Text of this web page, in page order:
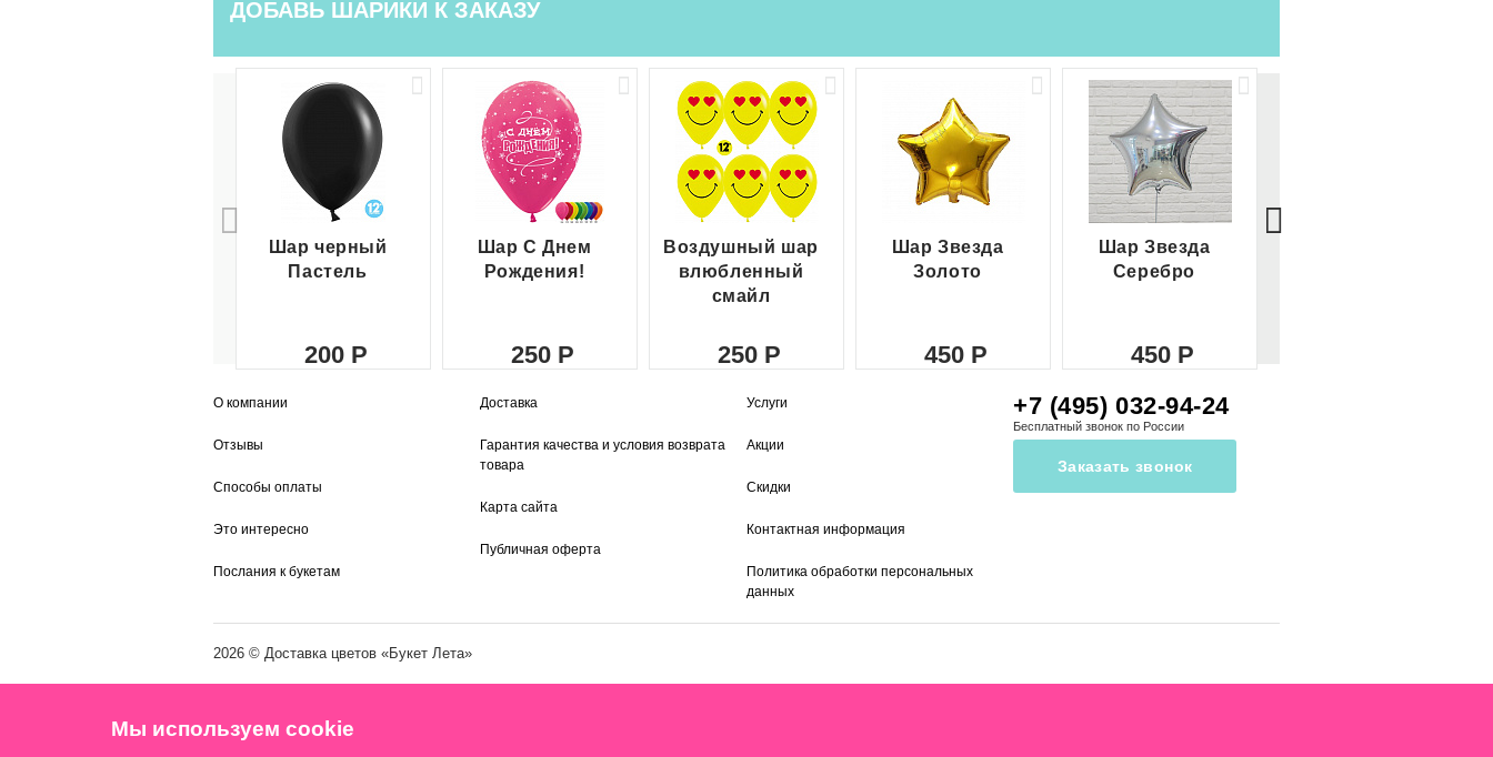
ДОБАВЬ ШАРИКИ К ЗАКАЗУ
Шар черный
Пастель
200
Шар С Днем
Рождения!
250
Воздушный шар
влюбленный
смайл
250
Шар Звезда
Золото
450
Шар Звезда
Серебро
450
О компании
Отзывы
Способы оплаты
Это интересно
Послания к букетам
Доставка
Гарантия качества и условия возврата
товара
Карта сайта
Публичная оферта
Услуги
Акции
Скидки
Контактная информация
Политика обработки персональных
данных
+7 (495) 032-94-24
Бесплатный звонок по России
Заказать звонок
2026 © Доставка цветов «Букет Лета»
Мы используем cookie